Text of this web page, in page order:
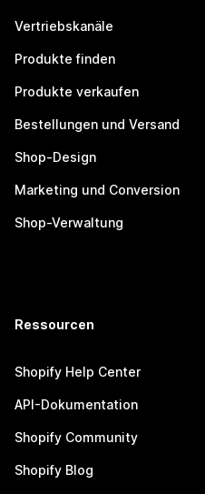
Vertriebskanäle
Produkte finden
Produkte verkaufen
Bestellungen und Versand
Shop-Design
Marketing und Conversion
Shop-Verwaltung
Ressourcen
Shopify Help Center
API-Dokumentation
Shopify Community
Shopify Blog